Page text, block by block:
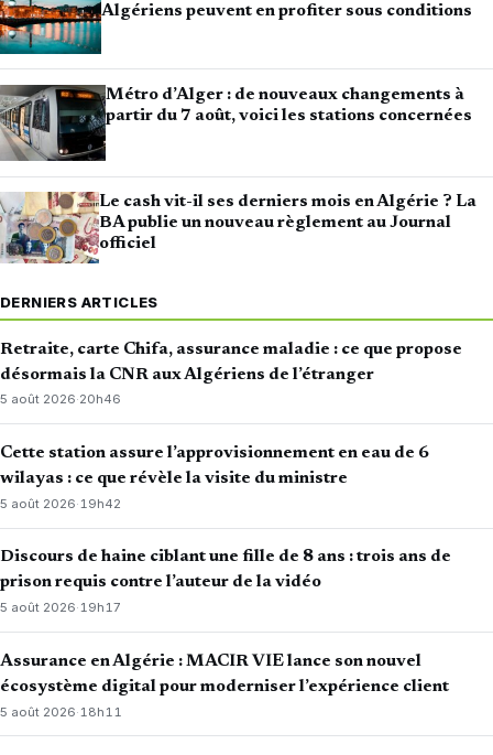
Algériens peuvent en profiter sous conditions
Métro d’Alger : de nouveaux changements à
partir du 7 août, voici les stations concernées
Le cash vit-il ses derniers mois en Algérie ? La
BA publie un nouveau règlement au Journal
officiel
DERNIERS ARTICLES
Retraite, carte Chifa, assurance maladie : ce que propose
désormais la CNR aux Algériens de l’étranger
5 août 2026·20h46
Cette station assure l’approvisionnement en eau de 6
wilayas : ce que révèle la visite du ministre
5 août 2026·19h42
Discours de haine ciblant une fille de 8 ans : trois ans de
prison requis contre l’auteur de la vidéo
5 août 2026·19h17
Assurance en Algérie : MACIR VIE lance son nouvel
écosystème digital pour moderniser l’expérience client
5 août 2026· 18h11